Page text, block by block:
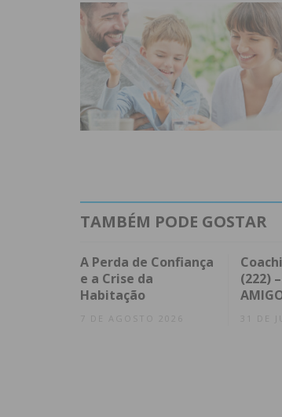
TAMBÉM PODE GOSTAR
A Perda de Confiança
e a Crise da
Habitação
7 DE AGOSTO 2026
(222)